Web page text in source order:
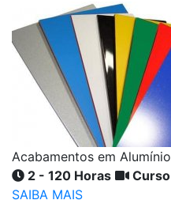
Acabamentos em
2 - 120 Horas
SAIBA MAIS